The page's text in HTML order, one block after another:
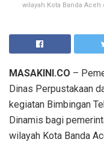
wilayah Kota Banda
MASAKINI.CO –
Dinas Perpustakaan
kegiatan Bimbingan
Dinamis bagi
wilayah Kota Banda